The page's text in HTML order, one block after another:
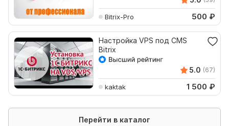
Bitrix-Pro 500 ₽
Настройка VPS под CMS
Bitrix
5.0 (67)
kaktak 1 500 ₽
Перейти в каталог